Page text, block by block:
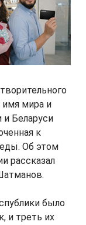
имя мира и
и Беларуси
к
Об этом
рассказал
было
и треть их